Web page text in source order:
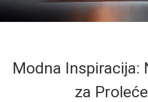
Modna Inspiracija:
za